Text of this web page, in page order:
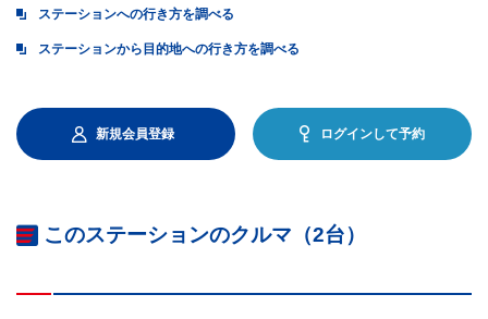
ステーションへの行き方を調べる
ステーションから目的地への行き方を調べる
新規会員登録 ログインして予約
このステーションのクルマ（2台）